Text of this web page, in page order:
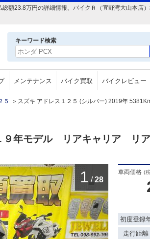
額23.8万円の詳細情報。バイクＲ（宜野湾大山本店
キーワード検索
メンテナンス バイク買取 バイクレビュー
５ ＞ スズキ アドレス１２５ (シルバー) 2019年
９年モデル リアキャリア
1 / 28
車両価格 (
初度登録
走行距離